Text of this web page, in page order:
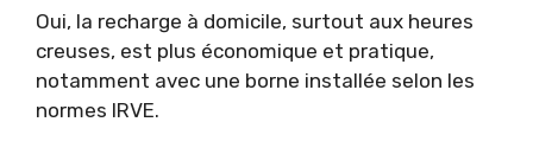
Oui, la recharge à domicile, surtout aux heures
creuses, est plus économique et pratique,
notamment avec une borne installée selon les
normes IRVE.